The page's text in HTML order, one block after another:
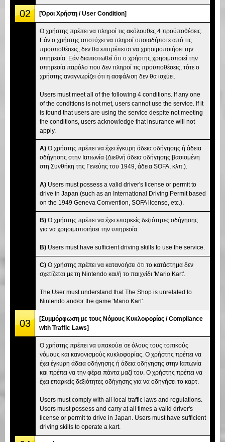
02 [Όροι Χρήστη / User Condition]
Ο χρήστης πρέπει να πληροί τις ακόλουθες 4 προϋποθέσεις.
Εάν ο χρήστης αποτύχει να πληροί οποιαδήποτε από τις
προϋποθέσεις, δεν θα επιτρέπεται να χρησιμοποιήσει την
υπηρεσία. Εάν διαπιστωθεί ότι ο χρήστης χρησιμοποιεί την
υπηρεσία παρόλο που δεν πληροί τις προϋποθέσεις, τότε ο
χρήστης αναγνωρίζει ότι η ασφάλιση δεν θα ισχύει.
Users must meet all of the following 4 conditions. If any one
of the conditions is not met, users cannot use the service. If it
is found that users are using the service despite not meeting
the conditions, users acknowledge that insurance will not
apply.
A) Ο χρήστης πρέπει να έχει έγκυρη άδεια οδήγησης ή άδεια
οδήγησης στην Ιαπωνία (Διεθνή άδεια οδήγησης βασισμένη
στη Συνθήκη της Γενεύης του 1949, άδεια SOFA, κλπ.).
A) Users must possess a valid driver's license or permit to
drive in Japan (such as an International Driving Permit based
on the 1949 Geneva Convention, SOFA license, etc.).
B) Ο χρήστης πρέπει να έχει επαρκείς δεξιότητες οδήγησης
για να χρησιμοποιήσει την υπηρεσία.
B) Users must have sufficient driving skills to use the service.
C) Ο χρήστης πρέπει να κατανοήσει ότι το κατάστημα δεν
σχετίζεται με τη Nintendo και/ή το παιχνίδι 'Mario Kart'.
The User must understand that The Shop is unrelated to
Nintendo and/or the game 'Mario Kart'.
03
[Συμμόρφωση με τους Νόμους Κυκλοφορίας / Compliance
with Traffic Laws]
Ο χρήστης πρέπει να υπακούει σε όλους τους τοπικούς
νόμους και κανονισμούς κυκλοφορίας. Ο χρήστης πρέπει να
έχει έγκυρη άδεια οδήγησης ή άδεια οδήγησης στην Ιαπωνία
και πρέπει να την φέρει πάντα μαζί του. Ο χρήστης πρέπει να
έχει επαρκείς δεξιότητες οδήγησης για να οδηγήσει το καρτ.
Users must comply with all local traffic laws and regulations.
Users must possess and carry at all times a valid driver's
license or permit to drive in Japan. Users must have sufficient
driving skills to operate a kart.